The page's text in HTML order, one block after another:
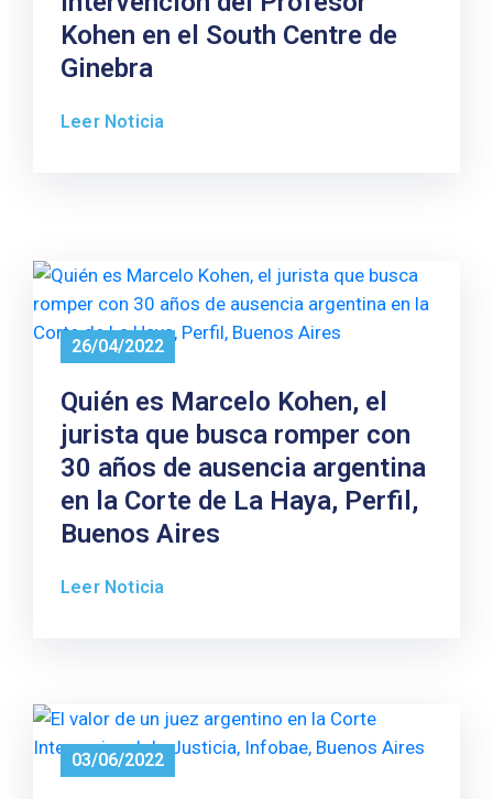
Kohen en el South Centre de
Ginebra
Leer Noticia
26/04/2022
Quién es Marcelo Kohen, el
jurista que busca romper con
30 años de ausencia argentina
en la Corte de La Haya, Perfil,
Buenos Aires
Leer Noticia
03/06/2022